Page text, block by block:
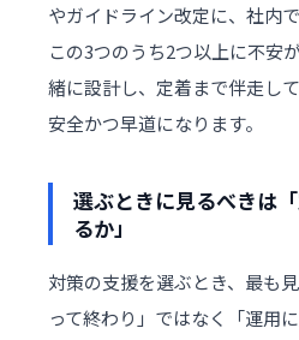
やガイドライン改定に、社内
この3つのうち2つ以上に不安
緒に設計し、定着まで伴走し
安全かつ早道になります。
選ぶときに見るべきは
るか」
対策の支援を選ぶとき、最も
って終わり」ではなく「運用